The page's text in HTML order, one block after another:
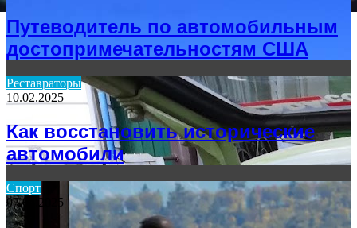
Путеводитель по автомобильным
достопримечательностям США
Реставраторы
10.02.2025
Как восстановить исторические
автомобили
Спорт
07.04.2025